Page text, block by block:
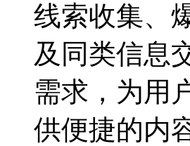
线索收集、
及同类信息
需求，为用
供便捷的内